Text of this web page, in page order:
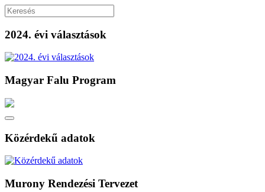
2024. évi választások
Magyar Falu Program
Közérdekű adatok
Murony Rendezési Tervezet